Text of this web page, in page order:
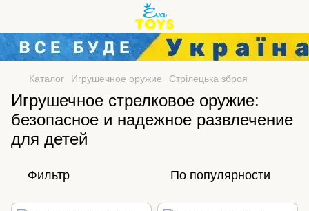
Каталог Игрушечное оружие Стрілецька зброя
Игрушечное стрелковое оружие:
безопасное и надежное развлечение
для детей
Фильтр По популярности